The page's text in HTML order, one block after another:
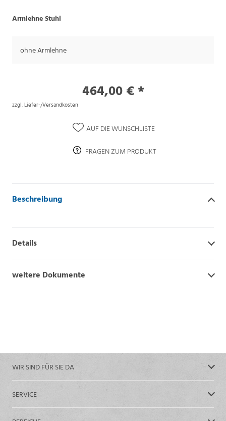
Armlehne Stuhl
ohne Armlehne
464,00 € *
zzgl. Liefer-/Versandkosten
AUF DIE WUNSCHLISTE
FRAGEN ZUM PRODUKT
Beschreibung
Details
weitere Dokumente
WIR SIND FÜR SIE DA
SERVICE